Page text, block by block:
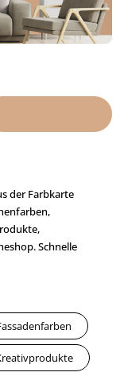
der Farbkarte
Schnelle